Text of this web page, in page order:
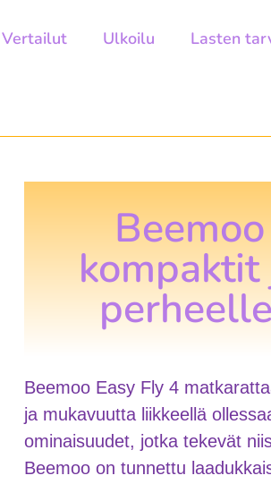
Vertailut Ulkoilu Lasten
Beemoo Easy Fly 4
ja mukavuutta liikkeellä
ominaisuudet, jotka tekevät
Beemoo on tunnettu